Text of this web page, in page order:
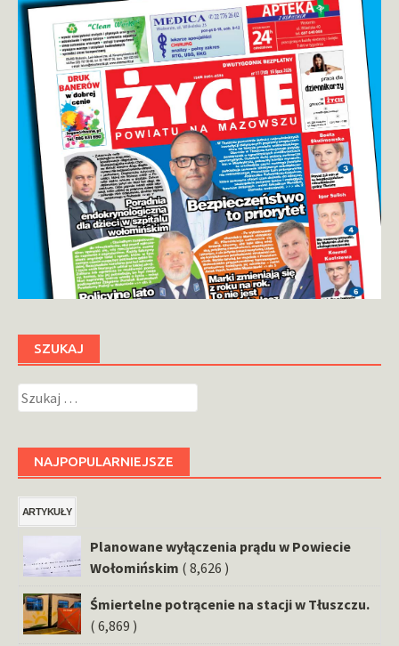
SZUKAJ
Szukaj:
NAJPOPULARNIEJSZE
ARTYKUŁY
Planowane wyłączenia prądu w Powiecie
Wołomińskim ( 8,626 )
Śmiertelne potrącenie na stacji w Tłuszczu.
( 6,869 )